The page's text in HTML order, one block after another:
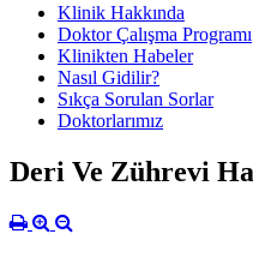
Klinik Hakkında
Doktor Çalışma Programı
Klinikten Habeler
Nasıl Gidilir?
Sıkça Sorulan Sorlar
Doktorlarımız
Deri Ve Zührevi